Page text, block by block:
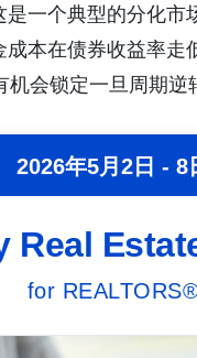
一个典型的分化市
本在债券收益率走
会锁定一旦周期逆
2026年5月2日 - 8
Real
for